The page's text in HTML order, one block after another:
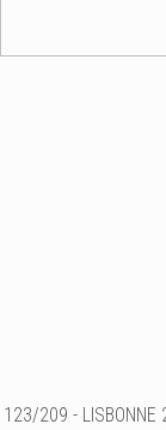
123/209 - LISBONNE